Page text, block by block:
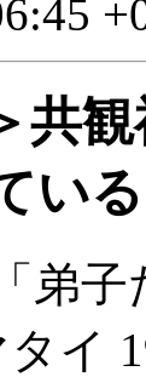
共
い
弟
イ